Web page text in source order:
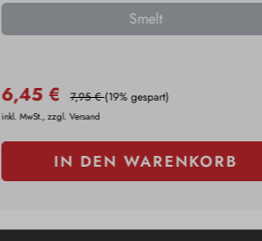
Smelt
6,45 € 7,95 €(19% gespart)
inkl. MwSt., zzgl. Versand
IN DEN WARENKORB